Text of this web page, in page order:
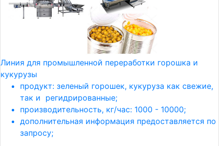
Линия для промышленной переработки горошка и
кукурузы
продукт: зеленый горошек, кукуруза как свежие,
так и регидрированные;
производительность, кг/час: 1000 - 10000;
дополнительная информация предоставляется по
запросу;